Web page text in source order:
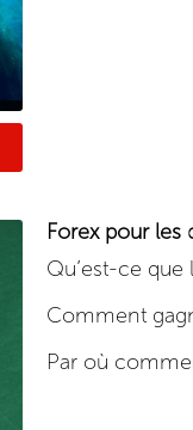
Forex pour les
Qu’est-ce que
Comment
Par où